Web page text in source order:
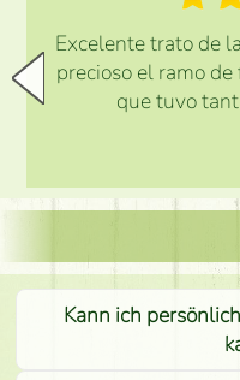
Excelente trato de
precioso el ramo
que tuvo
Kann ich